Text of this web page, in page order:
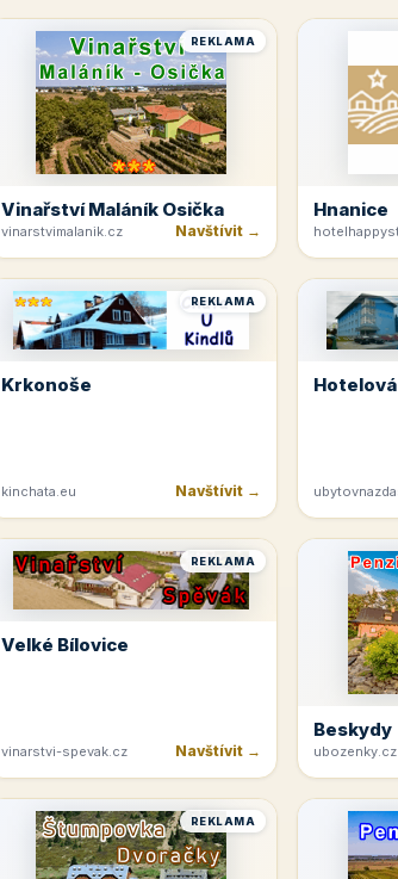
REKLAMA
Vinařství Maláník Osička
vinarstvimalanik.cz Navštívit →
Hnanice
REKLAMA
Krkonoše
kinchata.eu Navštívit →
REKLAMA
Velké Bílovice
vinarstvi-spevak.cz Navštívit →
Beskydy
ubozenky.cz
REKLAMA